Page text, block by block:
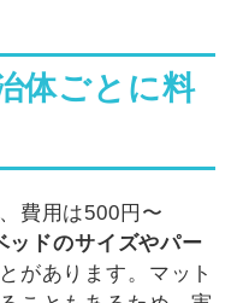
体ごとに料
費用は500円〜
ッドのサイズやパー
があります。マット